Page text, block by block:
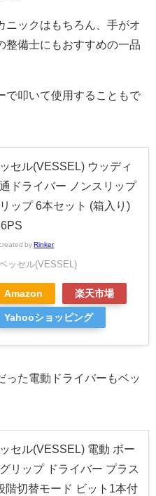
ニックはもちろん、手がオ
整備士にもおすすめの一品
で叩いて使用することもで
セル(VESSEL) ウッディ
ドライバー ノンスリップ
ップ 6本セット (箱入り)
by Rinker
ッセル(VESSEL)
Amazon 楽天市場
Yahooショッピング
った電動ドライバーもベッ
セル(VESSEL) 電動 ボー
リップ ドライバー プラス
階切替モード ビット1本付